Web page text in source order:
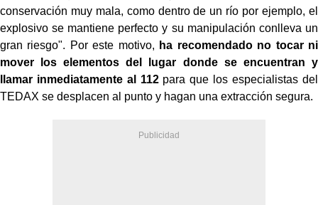
conservación muy mala, como dentro de un río por ejemplo, el
explosivo se mantiene perfecto y su manipulación conlleva un
gran riesgo". Por este motivo, ha recomendado no tocar ni
mover los elementos del lugar donde se encuentran y
llamar inmediatamente al 112para que los especialistas del
TEDAX se desplacen al punto y hagan una extracción segura.